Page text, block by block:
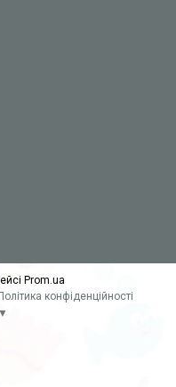
Prom.ua
Політика конфіденційності
▼